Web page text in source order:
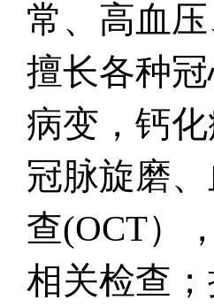
常、高血
擅长各种
病变，钙
冠脉旋磨
查(OCT）
相关检查